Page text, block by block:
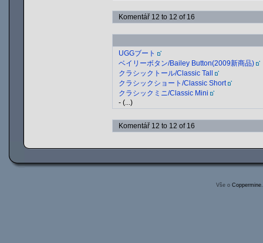
Komentář 12 to 12 of 16
UGGブート
ベイリーボタン/Bailey Button(2009新商品)
クラシックトール/Classic Tall
クラシックショート/Classic Short
クラシックミニ/Classic Mini
- (...)
Komentář 12 to 12 of 16
Vše o Coppermine